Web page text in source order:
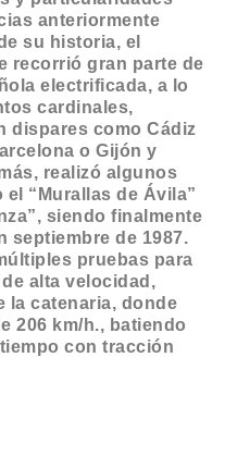
anteriormente
su historia, el
recorrió gran parte de
electrificada, a lo
cardinales,
dispares como Cádiz
o Gijón y
realizó algunos
“Murallas de Ávila”
siendo finalmente
septiembre de 1987.
pruebas para
alta velocidad,
la catenaria, donde
206 km/h., batiendo
con tracción